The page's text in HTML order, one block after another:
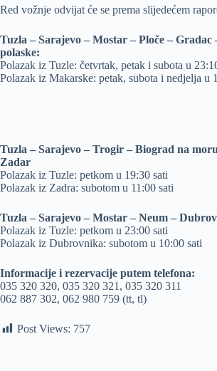
Red vožnje odvijat će se prema slijedećem
Tuzla – Sarajevo – Mostar – Ploče –
polaske:
Polazak iz Tuzle: četvrtak, petak i subota u
Polazak iz Makarske: petak, subota i nedjelja u
Tuzla – Sarajevo – Trogir – Biograd na
Zadar
Polazak iz Tuzle: petkom u 19:30 sati
Polazak iz Zadra: subotom u 11:00 sati
Tuzla – Sarajevo – Mostar – Neum –
Polazak iz Tuzle: petkom u 23:00 sati
Polazak iz Dubrovnika: subotom u 10:00 sati
Informacije i rezervacije putem telefona:
035 320 320, 035 320 321, 035 320 311
062 887 302, 062 980 759 (tt, tl)
Post Views: 757